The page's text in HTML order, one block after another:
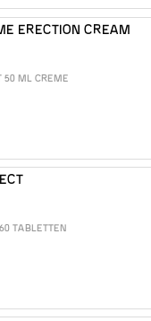
ERECTION CREAM
50 ML CREME
TABLETTEN